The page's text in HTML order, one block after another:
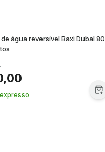
água reversível Baxi Dubal 80